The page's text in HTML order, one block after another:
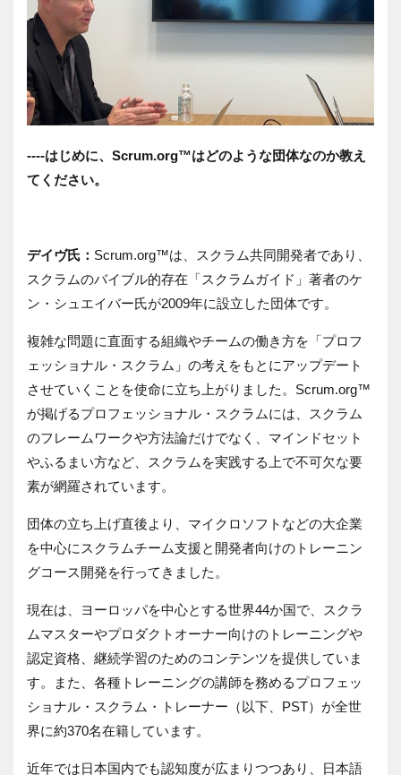
----はじめに、Scrum.org™はどのような団体なのか教え
てください。
デイヴ氏： Scrum.org™は、スクラム共同開発者であり、
スクラムのバイブル的存在「スクラムガイド」著者のケ
ン・シュエイバー氏が2009年に設立した団体です。
複雑な問題に直面する組織やチームの働き方を「プロフ
ェッショナル・スクラム」の考えをもとにアップデート
させていくことを使命に立ち上がりました。Scrum.org™
が掲げるプロフェッショナル・スクラムには、スクラム
のフレームワークや方法論だけでなく、マインドセット
やふるまい方など、スクラムを実践する上で不可欠な要
素が網羅されています。
団体の立ち上げ直後より、マイクロソフトなどの大企業
を中心にスクラムチーム支援と開発者向けのトレーニン
グコース開発を行ってきました。
現在は、ヨーロッパを中心とする世界44か国で、スクラ
ムマスターやプロダクトオーナー向けのトレーニングや
認定資格、継続学習のためのコンテンツを提供していま
す。また、各種トレーニングの講師を務めるプロフェッ
ショナル・スクラム・トレーナー（以下、PST）が全世
界に約370名在籍しています。
近年では日本国内でも認知度が広まりつつあり、日本語